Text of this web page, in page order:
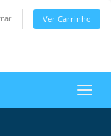
Ver Carrinho